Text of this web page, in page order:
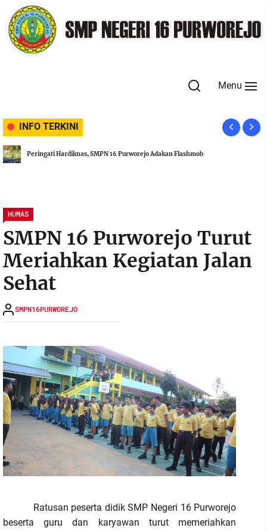
the
content
Menu
INFO TERKINI
Peringati Hardiknas, SMPN 16 Purworejo Adakan Flashmob
HUMAS
SMPN 16 Purworejo Turut
Meriahkan Kegiatan Jalan
Sehat
SMPN16PURWOREJO
Ratusan peserta didik SMP Negeri 16 Purworejo
beserta guru dan karyawan turut memeriahkan